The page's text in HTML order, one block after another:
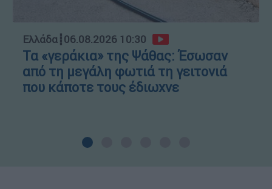
Ελλάδα┋06.08.2026 10:30
Τα «γεράκια» της Ψάθας: Έσωσαν
από τη μεγάλη φωτιά τη γειτονιά
που κάποτε τους έδιωχνε